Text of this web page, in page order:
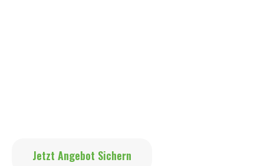
Jetzt Angebot Sichern